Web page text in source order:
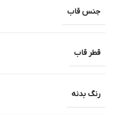
جنس قاب
قطر قاب
رنگ بدنه